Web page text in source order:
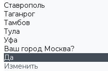
Ставрополь
Таганрог
Тамбов
Тула
Уфа
Ваш город Москва?
Да
Изменить